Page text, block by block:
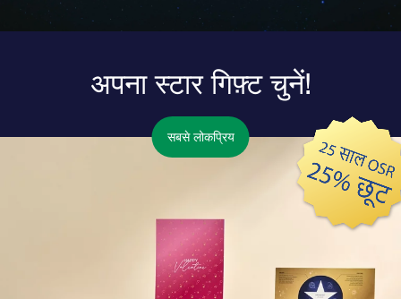
अपना स्टार गिफ़्ट चुनें!
सबसे लोकप्रिय